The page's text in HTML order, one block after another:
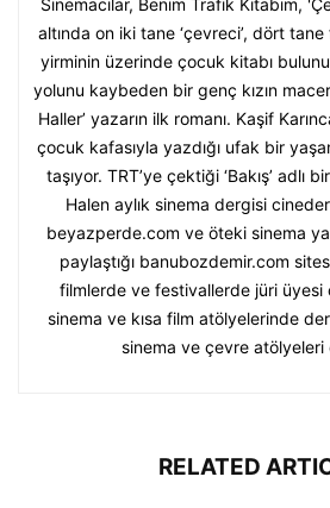
Sinemacılar, Benim Trafik Kitabım,
altında on iki tane ‘çevreci’, dört
yirminin üzerinde çocuk kitabı
yolunu kaybeden bir genç kızın
Haller’ yazarın ilk romanı. Kaşif
çocuk kafasıyla yazdığı ufak bir
taşıyor. TRT’ye çektiği ‘Bakış’ adlı
Halen aylık sinema dergisi
beyazperde.com ve öteki sinema
paylaştığı banubozdemir.com
filmlerde ve festivallerde jüri üyesi
sinema ve kısa film atölyelerinde
sinema ve çevre atölyeleri
RELATED